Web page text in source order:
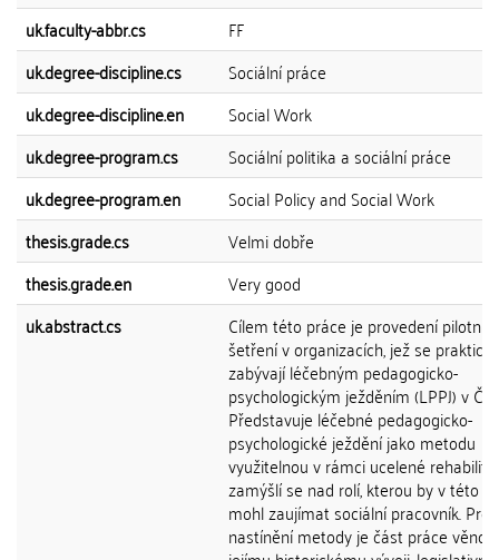
uk.faculty-abbr.cs
FF
uk.degree-discipline.cs
Sociální práce
uk.degree-discipline.en
Social Work
uk.degree-program.cs
Sociální politika a sociální práce
uk.degree-program.en
Social Policy and Social Work
thesis.grade.cs
Velmi dobře
thesis.grade.en
Very good
uk.abstract.cs
Cílem této práce je provedení
šetření v organizacích, jež se prakticky
zabývají léčebným pedagogicko-
psychologickým ježděním (LPPJ) v ČR.
Představuje léčebné pedagogicko-
psychologické ježdění jako metodu
využitelnou v rámci ucelené
zamýšlí se nad rolí, kterou by v této
mohl zaujímat sociální pracovník. Pro
nastínění metody je část práce